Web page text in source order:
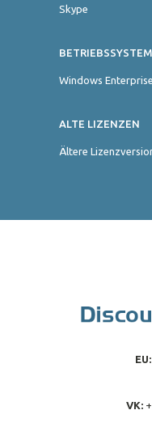
Skype
BETRIEBSSYSTEM
Windows
ALTE LIZENZEN
Ältere
EU:
VK: